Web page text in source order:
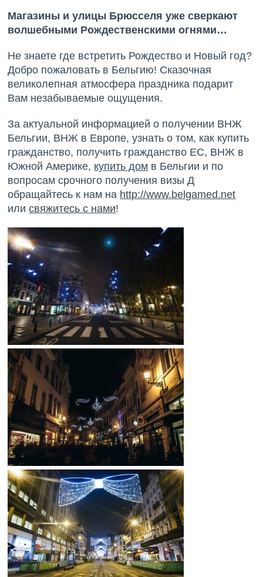
Магазины и улицы Брюсселя уже сверкают
волшебными Рождественскими огнями…
Не знаете где встретить Рождество и Новый год?
Добро пожаловать в Бельгию! Сказочная
великолепная атмосфера праздника подарит
Вам незабываемые ощущения.
За актуальной информацией о получении ВНЖ
Бельгии, ВНЖ в Европе, узнать о том, как купить
гражданство, получить гражданство ЕС, ВНЖ в
Южной Америке, купить дом в Бельгии и по
вопросам срочного получения визы Д
обращайтесь к нам на http://www.belgamed.net
илисвяжитесь с нами!